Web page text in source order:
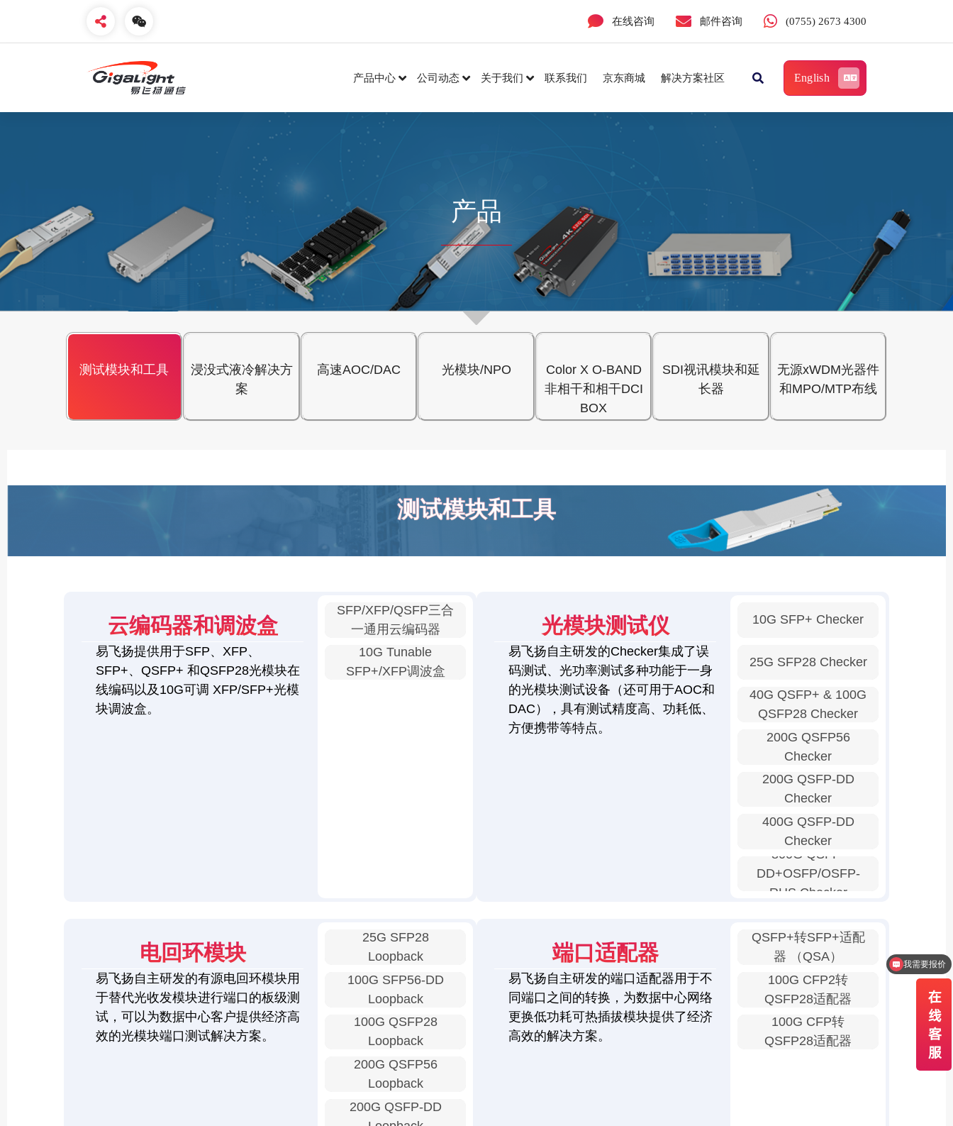
在线咨询 邮件咨询 (0755) 2673 4300
产品中心 公司动态 关于我们 联系我们 京东商城 解决方案社区 English
产品
测试模块和工具
浸没式液冷解决方
案
高速AOC/DAC 光模块/NPO
Color X O-BAND
非相干和相干DCI
BOX
SDI视讯模块和延
长器
无源xWDM光器件
和MPO/MTP布线
测试模块和工具
云编码器和调波盒
易飞扬提供用于SFP、XFP、
SFP+、QSFP+ 和QSFP28光模块在
线编码以及10G可调 XFP/SFP+光模
块调波盒。
SFP/XFP/QSFP三合
一通用云编码器
10G Tunable
SFP+/XFP调波盒
光模块测试仪
易飞扬自主研发的Checker集成了误
码测试、光功率测试多种功能于一身
的光模块测试设备（还可用于AOC和
DAC），具有测试精度高、功耗低、
方便携带等特点。
10G SFP+ Checker
25G SFP28 Checker
40G QSFP+ & 100G
QSFP28 Checker
200G QSFP56
Checker
200G QSFP-DD
Checker
400G QSFP-DD
Checker
800G QSFP-
DD+OSFP/OSFP-
RHS Checker
电回环模块
易飞扬自主研发的有源电回环模块用
于替代光收发模块进行端口的板级测
试，可以为数据中心客户提供经济高
效的光模块端口测试解决方案。
25G SFP28
Loopback
100G SFP56-DD
Loopback
100G QSFP28
Loopback
200G QSFP56
Loopback
200G QSFP-DD
端口适配器
易飞扬自主研发的端口适配器用于不
同端口之间的转换，为数据中心网络
更换低功耗可热插拔模块提供了经济
高效的解决方案。
QSFP+转SFP+适配
器 （QSA）
100G CFP2转
QSFP28适配器
100G CFP转
QSFP28适配器
怎么联系销售？